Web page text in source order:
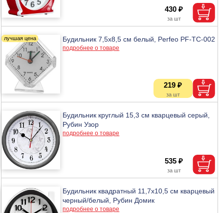
430 ₽
Будильник 7,5х8,5 см белый, Perfeo PF-TC-002
подробнее о товаре
219 ₽
Будильник круглый 15,3 см кварцевый серый,
Рубин Узор
подробнее о товаре
535 ₽
Будильник квадратный 11,7х10,5 см кварцевый
черный/белый, Рубин Домик
подробнее о товаре